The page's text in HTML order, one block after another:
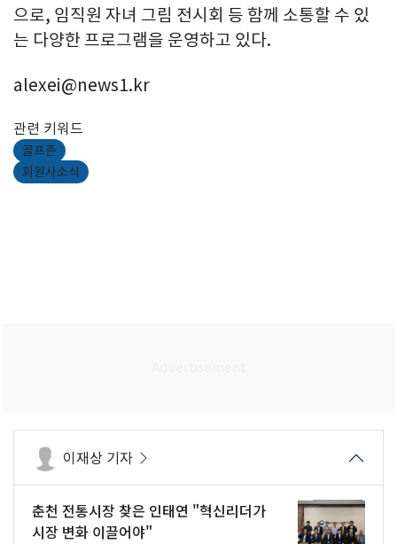
으로, 임직원 자녀 그림 전시회 등 함께 소통할 수 있
는 다양한 프로그램을 운영하고 있다.
alexei@news1.kr
관련 키워드
골프존
회원사소식
이재상 기자
춘천 전통시장 찾은 인태연 "혁신리더가
시장 변화 이끌어야"